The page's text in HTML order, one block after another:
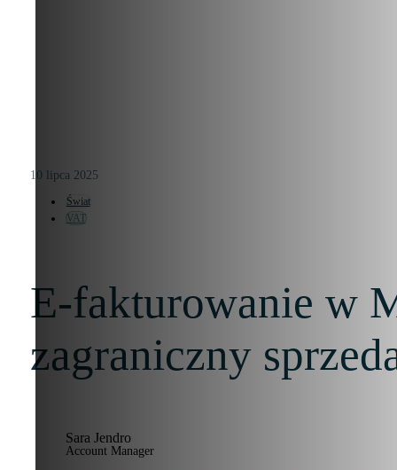
10 lipca 2025
Świat
VAT
E-fakturowanie w
zagraniczny
Sara Jendro
Account Manager